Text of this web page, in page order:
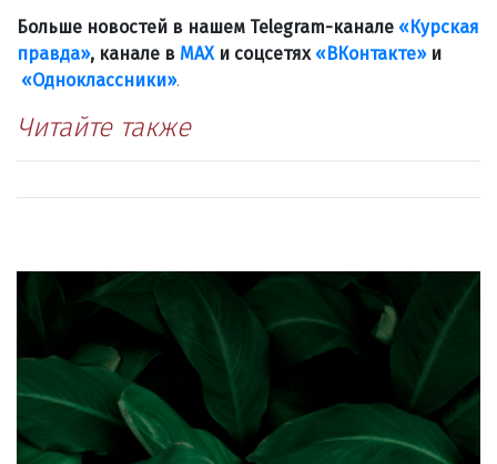
Больше новостей в нашем Telegram-канале «Курская
правда», канале в МАХи соцсетях «ВКонтакте»и
«Одноклассники».
Читайте также